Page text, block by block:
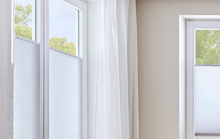
brošure
Duette-Impressionen
Sonnenschutz nach Maß
Ovo su LEHA koristi
5 godina garancije
Proizvodnja po mjeri u Austriji
Profesionalni savjeti od strane nasih kompetentnih
Imate li jos pitanja?